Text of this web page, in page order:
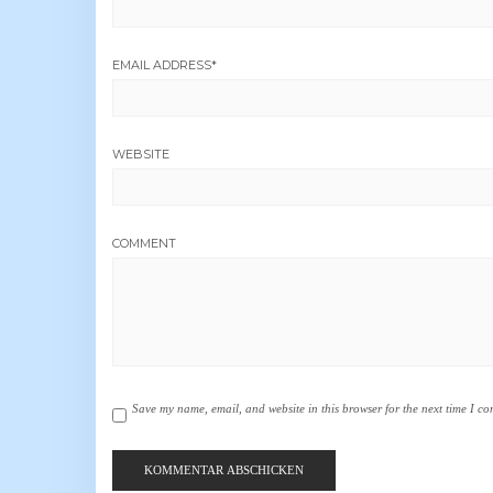
EMAIL ADDRESS*
WEBSITE
COMMENT
Save my name, email, and website in this browser for the next time I